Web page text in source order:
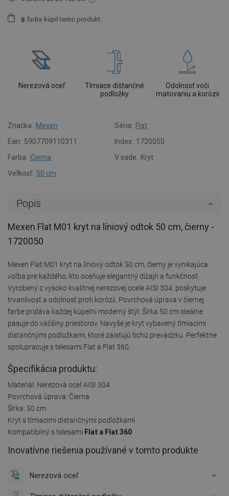
8 ľudia kúpil tento produkt.
Nerezová oceľ
Tlmiace dištančné
podložky
Odolnosť voči
matovaniu a korózii
Značka: Mexen Séria: Flat
Ean: 5907709110311 Index: 1720050
Farba: Čierna V sade: Kryt
Veľkosť: 50 cm
Popis
Mexen Flat M01 kryt na líniový odtok 50 cm, čierny -
1720050
Mexen Flat M01 kryt na líniový odtok 50 cm, čierny je vynikajúca
voľba pre každého, kto oceňuje elegantný dizajn a funkčnosť.
Vyrobený z vysoko kvalitnej nerezovej ocele AISI 304, poskytuje
trvanlivosť a odolnosť proti korózii. Povrchová úprava v čiernej
farbe pridáva každej kúpeľni moderný štýl. Šírka 50 cm ideálne
pasuje do väčšiny priestorov. Navyše je kryt vybavený tlmiacimi
distančnými podložkami, ktoré zaisťujú tichú prevádzku. Perfektne
spolupracuje s telesami Flat a Flat 360.
Špecifikácia produktu:
Materiál: Nerezová oceľ AISI 304
Povrchová úprava: Čierna
Šírka: 50 cm
Kryt s tlmiacimi distančnými podložkami
Kompatibilný s telesami Flat a Flat 360
Inovatívne riešenia používané v tomto produkte
Nerezová oceľ